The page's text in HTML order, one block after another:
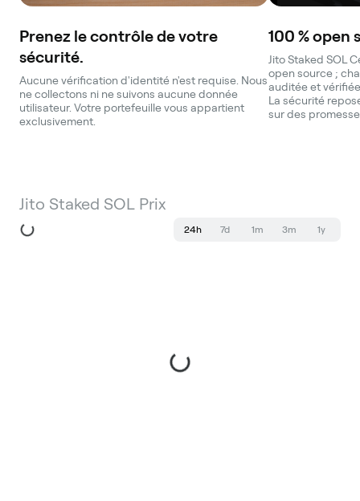
Prenez le contrôle de votre
sécurité.
Aucune vérification d'identité n'est requise. Nous
ne collectons ni ne suivons aucune donnée
utilisateur. Votre portefeuille vous appartient
exclusivement.
100 %
Jito Staked SOL
open source ;
auditée et
La sécurité
sur des
Jito Staked SOL Prix
24h 7d 1m 3m 1y